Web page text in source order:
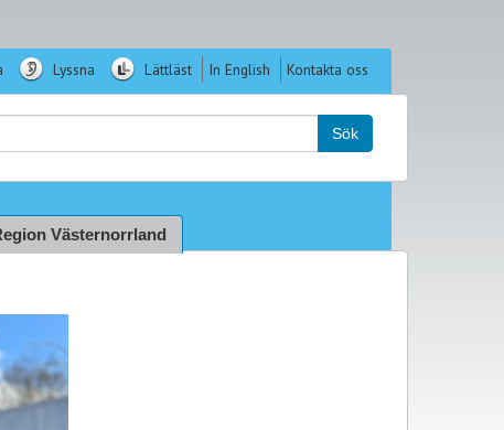
Lyssna Lättläst In English Kontakta oss
Sök
Västernorrland